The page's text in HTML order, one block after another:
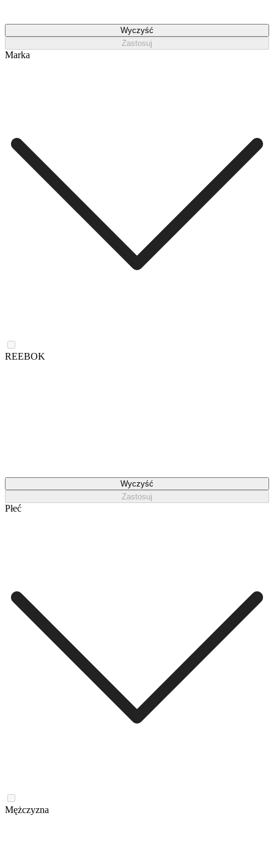
Wyczyść
Zastosuj
Marka
REEBOK
Wyczyść
Zastosuj
Płeć
Mężczyzna